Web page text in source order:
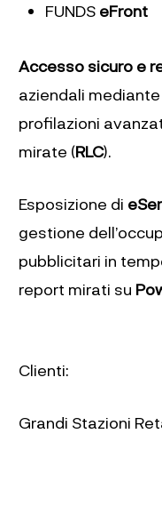
FUNDS eFront
Accesso sicuro e
aziendali mediante
profilazioni
mirate (RLC).
Esposizione di
gestione
pubblicitari in
report mirati su
Clienti:
Grandi Stazioni